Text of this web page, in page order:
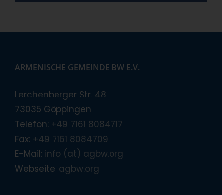
ARMENISCHE GEMEINDE BW E.V.
Lerchenberger Str. 48
73035 Göppingen
Telefon: +49 7161 8084717
Fax: +49 7161 8084709
E-Mail: info (at) agbw.org
Webseite: agbw.org